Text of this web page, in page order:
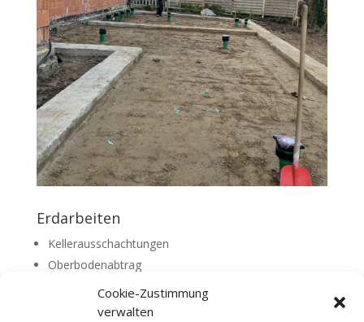
Cookie-Zustimmung
verwalten
Erdarbeiten
Kellerausschachtungen
Oberbodenabtrag
Fundamentarbeiten